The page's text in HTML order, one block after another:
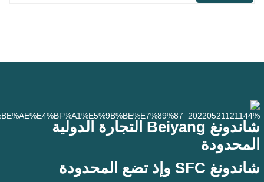
شاندونغ Beiyang التجارة الدولية
المحدودة
شاندونغ SFC وإذ تضع المحدودة